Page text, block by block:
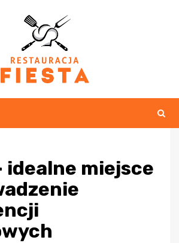
idealne miejsce